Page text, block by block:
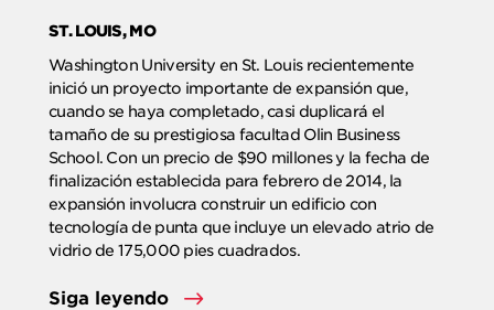
ST. LOUIS, MO
Washington University en St. Louis recientemente
inició un proyecto importante de expansión que,
cuando se haya completado, casi duplicará el
tamaño de su prestigiosa facultad Olin Business
School. Con un precio de $90 millones y la fecha de
finalización establecida para febrero de 2014, la
expansión involucra construir un edificio con
tecnología de punta que incluye un elevado atrio de
vidrio de 175,000 pies cuadrados.
Siga leyendo